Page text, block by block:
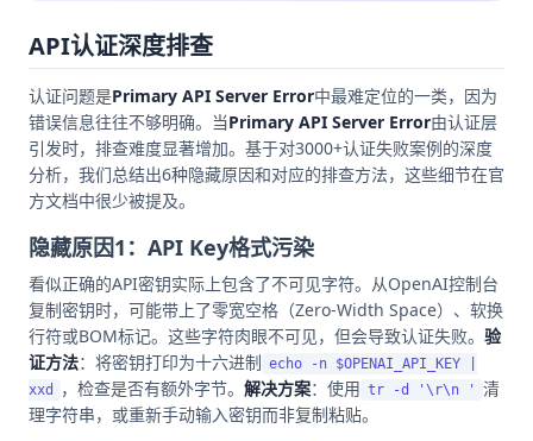
API认证深度排查
认证问题是Primary API Server Error中最难定位的一类，因为
错误信息往往不够明确。当Primary API Server Error由认证层
引发时，排查难度显著增加。基于对3000+认证失败案例的深度
分析，我们总结出6种隐藏原因和对应的排查方法，这些细节在官
方文档中很少被提及。
隐藏原因1：API Key格式污染
看似正确的API密钥实际上包含了不可见字符。从OpenAI控制台
复制密钥时，可能带上了零宽空格（Zero-Width Space）、软换
行符或BOM标记。这些字符肉眼不可见，但会导致认证失败。 验
证方法：将密钥打印为十六进制 echo -n $OPENAI_API_KEY |
xxd
，检查是否有额外字节。 解决方案：使用 tr -d '\r\n '
清
理字符串，或重新手动输入密钥而非复制粘贴。